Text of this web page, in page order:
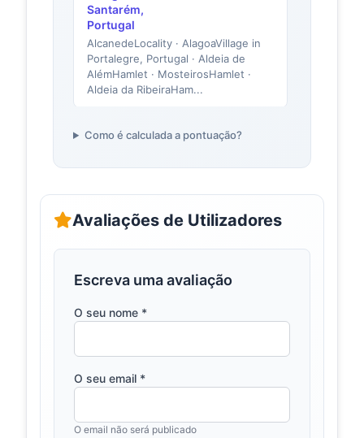
Santarém,
Portugal
AlcanedeLocality · AlagoaVillage in
Portalegre, Portugal · Aldeia de
AlémHamlet · MosteirosHamlet ·
Aldeia da RibeiraHam...
Santarém –
Portugal
baloicosdeportugal.pt
Veja como chegar, localização, fotos,
Baloiço de
São João
Crisóstomo
( Santarém )
trilhosecaminhadas.com
fica localizado em: Alcanede,
Como é calculada a pontuação?
Avaliações de Utilizadores
Escreva uma avaliação
O seu nome *
O seu email *
O email não será publicado